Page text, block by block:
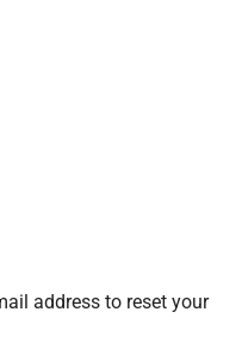
address to reset your